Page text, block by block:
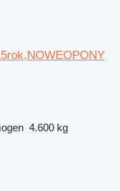
4.600 kg